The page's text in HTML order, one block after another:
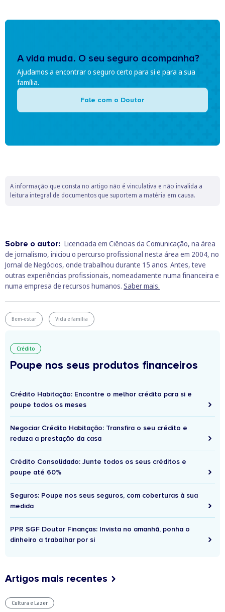
A vida muda. O seu seguro acompanha?
Ajudamos a encontrar o seguro certo para si e para a sua
família.
Fale com o Doutor
A informação que consta no artigo não é vinculativa e não invalida a
leitura integral de documentos que suportem a matéria em causa.
Sobre o autor: Licenciada em Ciências da Comunicação, na área
de jornalismo, iniciou o percurso profissional nesta área em 2004, no
Jornal de Negócios, onde trabalhou durante 15 anos. Antes, teve
outras experiências profissionais, nomeadamente numa financeira e
numa empresa de recursos humanos. Saber mais.
Bem-estar Vida e família
Crédito
Poupe nos seus produtos financeiros
Crédito Habitação: Encontre o melhor crédito para si e
poupe todos os meses
Negociar Crédito Habitação: Transfira o seu crédito e
reduza a prestação da casa
Crédito Consolidado: Junte todos os seus créditos e
poupe até 60%
Seguros: Poupe nos seus seguros, com coberturas à sua
medida
PPR SGF Doutor Finanças: Invista no amanhã, ponha o
dinheiro a trabalhar por si
Artigos mais recentes
Cultura e Lazer